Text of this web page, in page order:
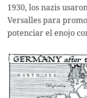
1930, los nazis
Versalles para
potenciar el enojo